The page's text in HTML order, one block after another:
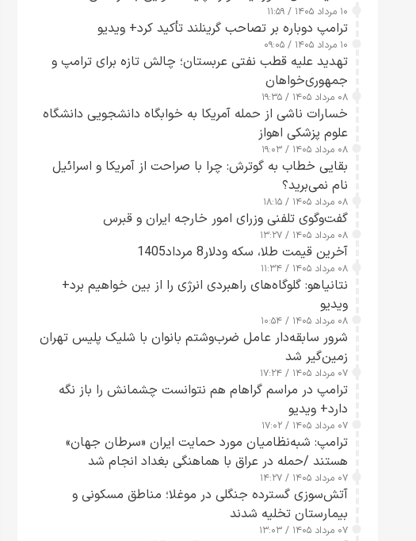
۱۰ مرداد ۱۴۰۵ / ۱۱:۵۹
ترامپ دوباره بر تصاحب گرینلند تأکید کرد+ ویدیو
۱۰ مرداد ۱۴۰۵ / ۰۹:۰۵
تهدید علیه قطب نفتی عربستان؛ چالش تازه برای ترامپ و
جمهوری‌خواهان
۰۸ مرداد ۱۴۰۵ / ۱۹:۳۵
خسارات ناشی از حمله آمریکا به خوابگاه دانشجویی دانشگاه
علوم پزشکی اهواز
۰۸ مرداد ۱۴۰۵ / ۱۹:۰۳
بقایی خطاب به گوترش: چرا با صراحت از آمریکا و اسرائیل
نام نمی‌برید؟
۰۸ مرداد ۱۴۰۵ / ۱۸:۱۵
گفت‌وگوی تلفنی وزرای امور خارجه ایران و قبرس
۰۸ مرداد ۱۴۰۵ / ۱۳:۲۷
آخرین قیمت طلا، سکه ودلار8 مرداد1405
۰۸ مرداد ۱۴۰۵ / ۱۱:۳۴
نتانیاهو: گلوگاه‌های راهبردی انرژی را از بین خواهیم برد+
ویدیو
۰۸ مرداد ۱۴۰۵ / ۱۰:۵۴
شرور سابقه‌دار عامل ضرب‌وشتم بانوان با شلیک پلیس تهران
زمین‌گیر شد
۰۷ مرداد ۱۴۰۵ / ۱۷:۲۴
ترامپ در مراسم گراهام هم نتوانست چشمانش را باز نگه
دارد+ ویدیو
۰۷ مرداد ۱۴۰۵ / ۱۷:۰۲
ترامپ: شبه‌نظامیان مورد حمایت ایران «سرطان جهان»
هستند /حمله در عراق با هماهنگی بغداد انجام شد
۰۷ مرداد ۱۴۰۵ / ۱۴:۲۷
آتش‌سوزی گسترده جنگلی در موغلا؛ مناطق مسکونی و
بیمارستان تخلیه شدند
۰۷ مرداد ۱۴۰۵ / ۱۳:۰۳